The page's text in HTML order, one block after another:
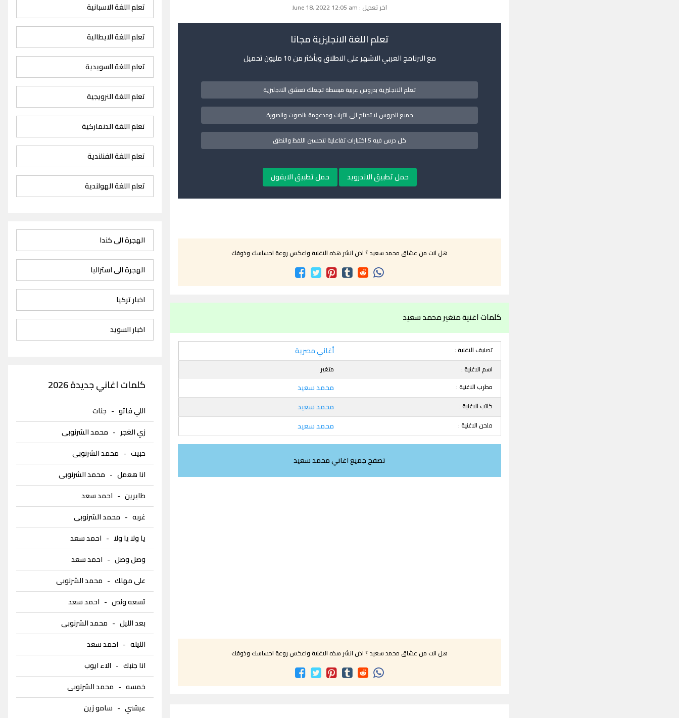
اخر تعديل : June 18, 2022 12:05 am
تعلم اللغة الانجليزية مجانا
مع البرنامج العربي الاشهر على الاطلاق وبأكثر من 10 مليون تحميل
تعلم الانجليزية بدروس عربية مبسطة تجعلك تعشق الانجليزية
جميع الدروس لا تحتاج الى انترنت ومدعومة بالصوت والصورة
كل درس فيه 5 اختبارات تفاعلية لتحسين اللفظ والنطق
حمل تطبيق الاندرويد حمل تطبيق الايفون
هل انت من عشاق محمد سعيد ؟ اذن انشر هذه الاغنية واعكس روعة احساسك وذوقك
كلمات اغنية متغير محمد سعيد
تصنيف الاغنية : أغاني مصرية
اسم الاغنية :
متغير
مطرب الاغنية :
محمد سعيد
كاتب الاغنية : محمد سعيد
ملحن الاغنية : محمد سعيد
تصفح جميع اغاني محمد سعيد
هل انت من عشاق محمد سعيد ؟ اذن انشر هذه الاغنية واعكس روعة احساسك وذوقك
تعلم اللغة الاسبانية
تعلم اللغة الايطالية
تعلم اللغة السويدية
تعلم اللغة النرويجية
تعلم اللغة الدنماركية
تعلم اللغة الفنلندية
تعلم اللغة الهولندية
الهجرة الى كندا
الهجرة الى استراليا
اخبار تركيا
اخبار السويد
كلمات اغاني جديدة 2026
اللي فاتو- جنات
زي الغجر - محمد الشرنوبى
حبيت- محمد الشرنوبى
انا هعمل- محمد الشرنوبى
طايرين- احمد سعد
غربه- محمد الشرنوبى
يا ولا يا ولا- احمد سعد
وصل وصل- احمد سعد
على مهلك- محمد الشرنوبى
تسعه ونص- احمد سعد
بعد الليل- محمد الشرنوبى
الليله- احمد سعد
انا جنبك- الاء ايوب
خمسه- محمد الشرنوبى
عيشني- سامو زين